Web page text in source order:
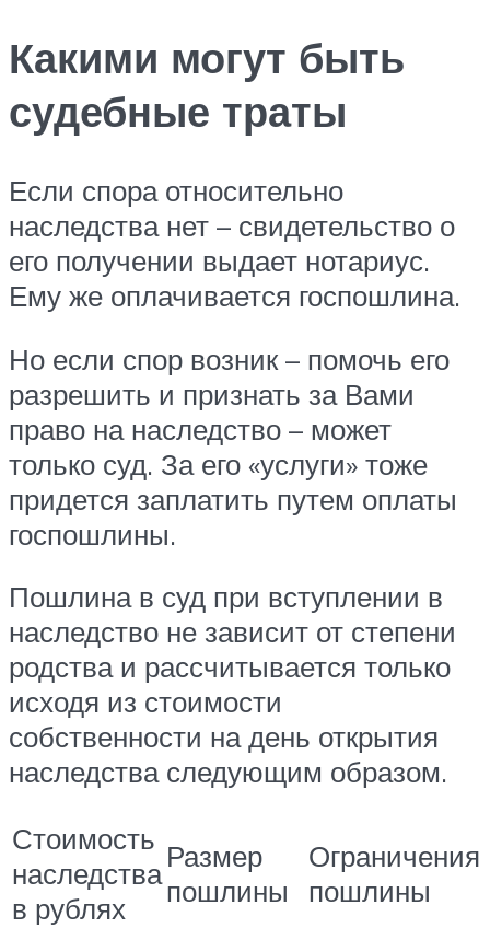
Какими могут быть
судебные траты
Если спора относительно
наследства нет – свидетельство о
его получении выдает нотариус.
Ему же оплачивается госпошлина.
Но если спор возник – помочь его
разрешить и признать за Вами
право на наследство – может
только суд. За его «услуги» тоже
придется заплатить путем оплаты
госпошлины.
Пошлина в суд при вступлении в
наследство не зависит от степени
родства и рассчитывается только
исходя из стоимости
собственности на день открытия
наследства следующим образом.
Стоимость
наследства
в рублях
Размер
пошлины
Ограничения
пошлины